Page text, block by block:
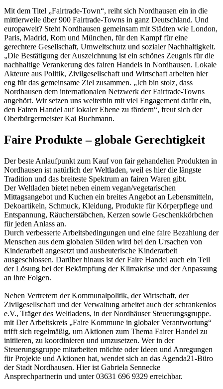
Mit dem Titel „Fairtrade-Town“, reiht sich Nordhausen ein in die
mittlerweile über 900 Fairtrade-Towns in ganz Deutschland. Und
europaweit? Steht Nordhausen gemeinsam mit Städten wie London,
Paris, Madrid, Rom und München, für den Kampf für eine
gerechtere Gesellschaft, Umweltschutz und sozialer Nachhaltigkeit.
„Die Bestätigung der Auszeichnung ist ein schönes Zeugnis für die
nachhaltige Verankerung des fairen Handels in Nordhausen. Lokale
Akteure aus Politik, Zivilgesellschaft und Wirtschaft arbeiten hier
eng für das gemeinsame Ziel zusammen. „Ich bin stolz, dass
Nordhausen dem internationalen Netzwerk der Fairtrade-Towns
angehört. Wir setzen uns weiterhin mit viel Engagement dafür ein,
den Fairen Handel auf lokaler Ebene zu fördern“, freut sich der
Oberbürgermeister Kai Buchmann.
Faire Produkte – globale Gerechtigkeit
Der beste Anlaufpunkt zum Kauf von fair gehandelten Produkten in
Nordhausen ist natürlich der Weltladen, weil es hier die längste
Tradition und das breiteste Spektrum an fairen Waren gibt.
Der Weltladen bietet neben einem vegan/vegetarischen
Mittagsangebot und Kuchen ein breites Angebot an Lebensmitteln,
Dekoartikeln, Schmuck, Kleidung, Produkte für Körperpflege und
Entspannung, Räucherstäbchen, Kerzen sowie Geschenkkörbchen
für jeden Anlass an.
Durch verbesserte Arbeitsbedingungen und eine faire Bezahlung der
Menschen aus dem globalen Süden wird bei den Ursachen von
Kinderarbeit angesetzt und ausbeuterische Kinderarbeit
ausgeschlossen. Darüber hinaus ist der Faire Handel auch ein Teil
der Lösung bei der Bekämpfung der Klimakrise und der Anpassung
an ihre Folgen.
Neben Vertretern der Kommunalpolitik, der Wirtschaft, der
Zivilgesellschaft und der Verwaltung arbeitet auch der schrankenlos
e.V., Träger des Weltladens, in der Nordhäuser Steuerungsgruppe.
mit Der Arbeitskreis „Faire Kommune in globaler Verantwortung“
trifft sich regelmäßig, um Aktionen zum Thema Fairer Handel zu
initiieren, zu koordinieren und umzusetzen. Wer in der
Steuerungsgruppe mitarbeiten möchte oder Ideen und Anregungen
für Projekte und Aktionen hat, wendet sich an das Agenda21-Büro
der Stadt Nordhausen. Hier ist Gabriela Sennecke
Ansprechpartnerin und unter 03631 696 9329 erreichbar.